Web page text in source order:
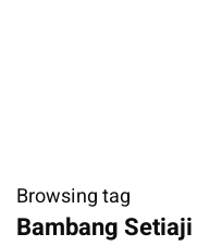
Browsing tag
Bambang Setiaji